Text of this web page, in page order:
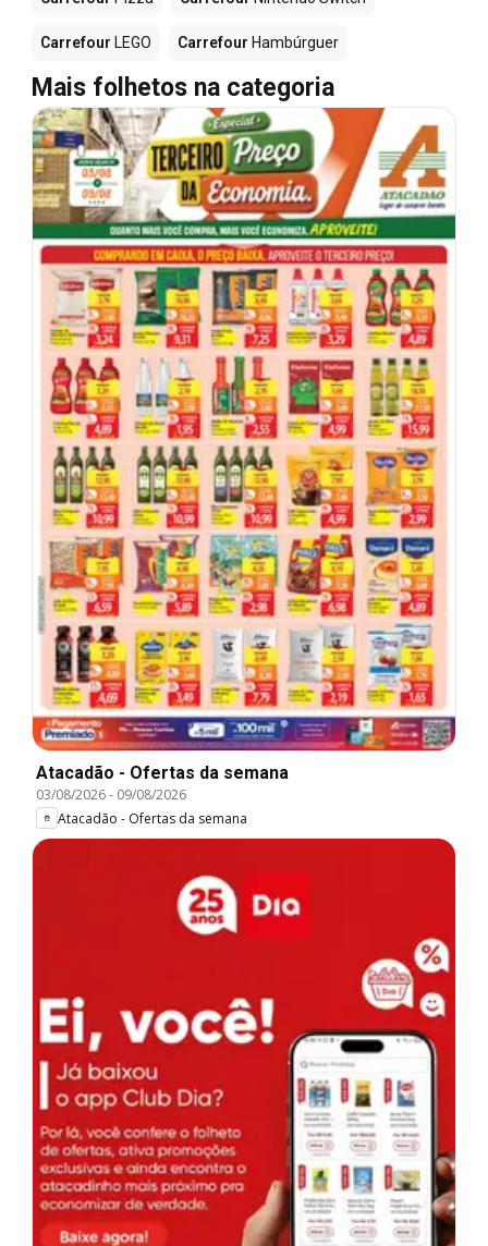
Carrefour LEGO Carrefour Hambúrguer
Mais folhetos na categoria
Atacadão - Ofertas da semana
03/08/2026- 09/08/2026
Atacadão - Ofertas da semana